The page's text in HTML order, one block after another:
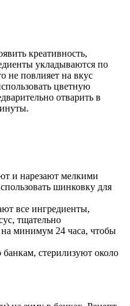
креативность,
укладываются по
не повлияет на вкус
цветную
отварить в
и нарезают мелкими
шинковку для
все ингредиенты,
тщательно
минимум 24 часа, чтобы
стерилизуют около